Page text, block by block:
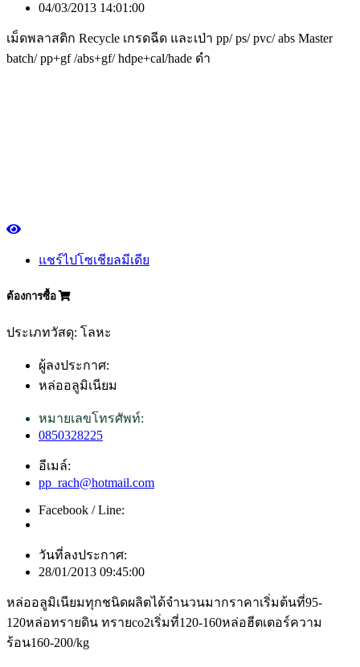
04/03/2013 14:01:00
เม็ดพลาสติก Recycle เกรดฉีด และเป่า pp/ ps/ pvc/ abs Master
batch/ pp+gf /abs+gf/ hdpe+cal/hade ดำ
แชร์ไปโซเชียลมีเดีย
ต้องการซื้อ
ประเภทวัสดุ: โลหะ
ผู้ลงประกาศ:
หล่ออลูมิเนียม
หมายเลขโทรศัพท์:
0850328225
อีเมล์:
pp_rach@hotmail.com
Facebook / Line:
วันที่ลงประกาศ:
28/01/2013 09:45:00
หล่ออลูมิเนียมทุกชนิดผลิตได้จำนวนมากราคาเริ่มต้นที่95-
120หล่อทรายดิน ทรายco2เริ่มที่120-160หล่อฮีตเตอร์ความ
ร้อน160-200/kg